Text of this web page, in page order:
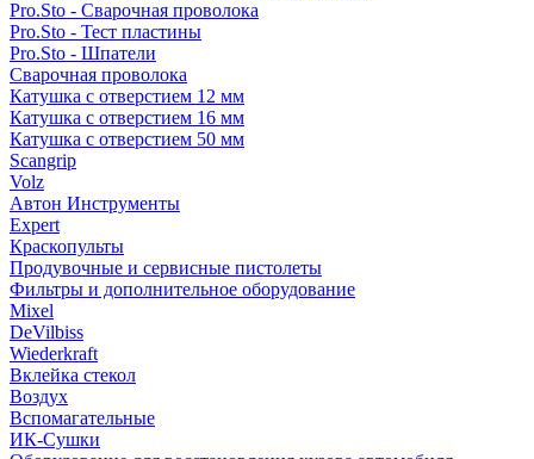
Pro.Sto - Сварочная проволока
Pro.Sto - Тест пластины
Pro.Sto - Шпатели
Сварочная проволока
Катушка с отверстием 12 мм
Катушка с отверстием 16 мм
Катушка с отверстием 50 мм
Scangrip
Volz
Автон Инструменты
Expert
Краскопульты
Продувочные и сервисные пистолеты
Фильтры и дополнительное оборудование
Mixel
DeVilbiss
Wiederkraft
Вклейка стекол
Воздух
Вспомагательные
ИК-Сушки